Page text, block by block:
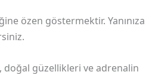
özen göstermektir. Yanınıza
doğal güzellikleri ve adrenalin